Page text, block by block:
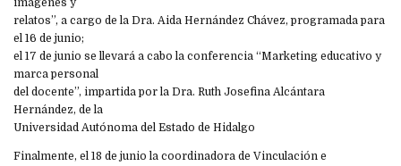
imágenes y
relatos”, a cargo de la Dra. Aida Hernández Chávez, programada para
el 16 de junio;
el 17 de junio se llevará a cabo la conferencia “Marketing educativo y
marca personal
del docente”, impartida por la Dra. Ruth Josefina Alcántara
Hernández, de la
Universidad Autónoma del Estado de Hidalgo
Finalmente, el 18 de junio la coordinadora de Vinculación e